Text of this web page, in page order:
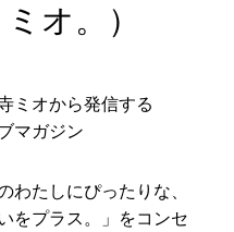
オ。）
ミオから発信する
マガジン
のわたしにぴったりな、
をプラス。」をコンセ